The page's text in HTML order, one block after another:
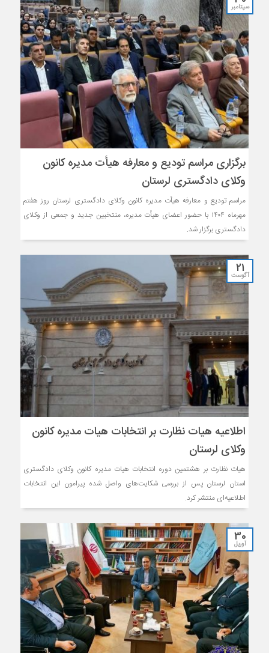
سپتامبر
برگزاری مراسم تودیع و معارفه هیأت مدیره کانون
وکلای دادگستری لرستان
مراسم تودیع و معارفه هیأت مدیره کانون وکلای دادگستری لرستان روز هفتم
مهرماه ۱۴۰۴ با حضور اعضای هیأت مدیره، منتخبین جدید و جمعی از وکلای
دادگستری برگزار شد.
21
آگوست
اطلاعیه هیات نظارت بر انتخابات هیات مدیره کانون
وکلای لرستان
هیات نظارت بر هشتمین دوره انتخابات هیات مدیره کانون وکلای دادگستری
استان لرستان پس از بررسی شکایت‌های واصل شده پیرامون این انتخابات
اطلاعیه‌ای منتشر کرد.
30
آوریل